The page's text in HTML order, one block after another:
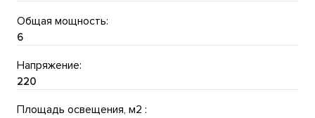
Общая мощность:
6
Напряжение:
220
Площадь освещения, м2 :